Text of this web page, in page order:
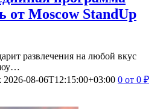
от Moscow StandUp
развлечения на любой вкус
2026-08-06T12:15:00+03:00 0 от 0 ₽